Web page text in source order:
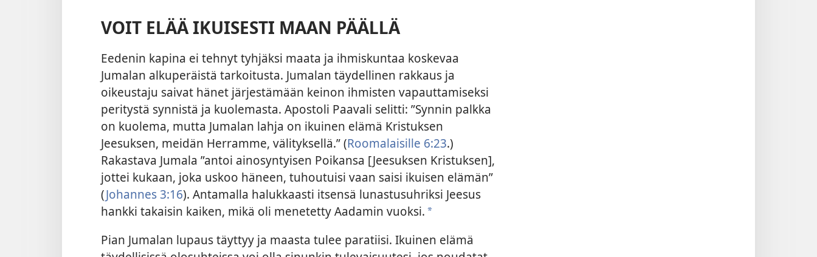
VOIT ELÄÄ IKUISESTI MAAN PÄÄLLÄ
Eedenin kapina ei tehnyt tyhjäksi maata ja ihmiskuntaa koskevaa
Jumalan alkuperäistä tarkoitusta. Jumalan täydellinen rakkaus ja
oikeustaju saivat hänet järjestämään keinon ihmisten vapauttamiseksi
peritystä synnistä ja kuolemasta. Apostoli Paavali selitti: ”Synnin palkka
on kuolema, mutta Jumalan lahja on ikuinen elämä Kristuksen
Jeesuksen, meidän Herramme, välityksellä.” (Roomalaisille 6:23.)
Rakastava Jumala ”antoi ainosyntyisen Poikansa [Jeesuksen Kristuksen],
jottei kukaan, joka uskoo häneen, tuhoutuisi vaan saisi ikuisen elämän”
(Johannes 3:16). Antamalla halukkaasti itsensä lunastusuhriksi Jeesus
hankki takaisin kaiken, mikä oli menetetty Aadamin vuoksi. a
Pian Jumalan lupaus täyttyy ja maasta tulee paratiisi. Ikuinen elämä